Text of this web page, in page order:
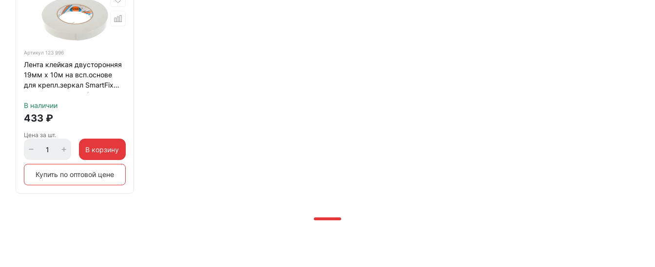
Артикул 123 996
Лента клейкая двусторонняя
19мм х 10м на всп.основе
для крепл.зеркал SmartFix
MIRROR SFZ1910M(32690
В наличии
433 ₽
Цена за шт.
В корзину
Купить по оптовой цене